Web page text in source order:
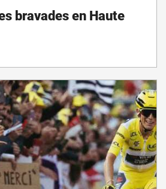
bravades en Haute